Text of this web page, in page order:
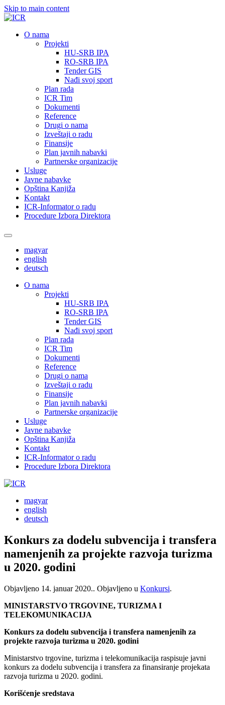
Skip to main content
О nama
Projekti
HU-SRB IPA
RO-SRB IPA
Tender GIS
Nađi svoj sport
Plan rada
ICR Tim
Dokumenti
Reference
Drugi o nama
Izveštaji o radu
Finansije
Plan javnih nabavki
Partnerske organizacije
Usluge
Javne nabavke
Opština Kanjiža
Kontakt
ICR-Informator o radu
Procedure Izbora Direktora
magyar
english
deutsch
О nama
Projekti
HU-SRB IPA
RO-SRB IPA
Tender GIS
Nađi svoj sport
Plan rada
ICR Tim
Dokumenti
Reference
Drugi o nama
Izveštaji o radu
Finansije
Plan javnih nabavki
Partnerske organizacije
Usluge
Javne nabavke
Opština Kanjiža
Kontakt
ICR-Informator o radu
Procedure Izbora Direktora
magyar
english
deutsch
Konkurs za dodelu subvencija i transfera
namenjenih za projekte razvoja turizma
u 2020. godini
Objavljeno 14. januar 2020.. Objavljeno u Konkursi.
MINISTARSTVO TRGOVINE, TURIZMA I
TELEKOMUNIKACIJA
Konkurs za dodelu subvencija i transfera namenjenih za
projekte razvoja turizma u 2020. godini
Ministarstvo trgovine, turizma i telekomunikacija raspisuje javni
konkurs za dodelu subvencija i transfera za finansiranje projekata
razvoja turizma u 2020. godini.
Korišćenje sredstava